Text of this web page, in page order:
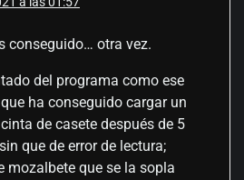
conseguido… otra vez.
del programa como ese
ha conseguido cargar un
de casete después de 5
que de error de lectura;
mozalbete que se la sopla